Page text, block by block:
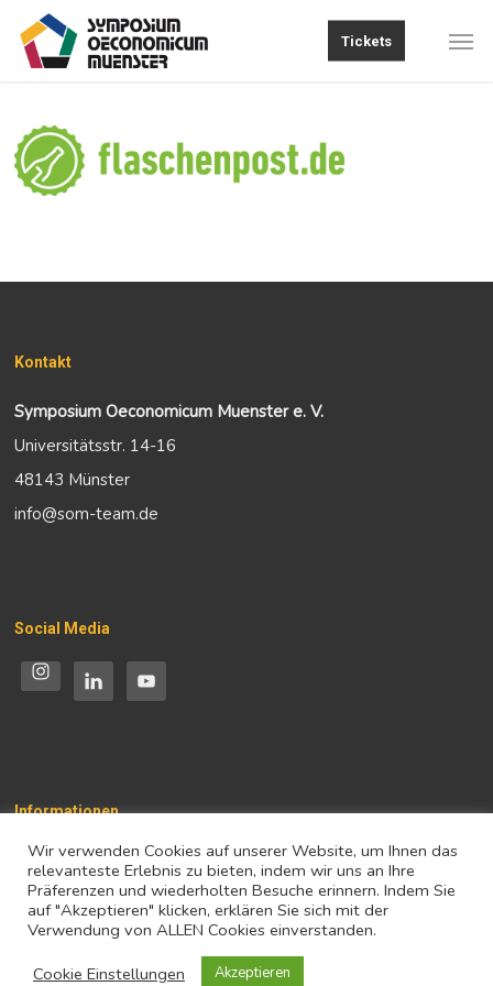
Tickets
Kontakt
Symposium Oeconomicum Muenster e. V.
Universitätsstr. 14-16
48143 Münster
info@som-team.de
Social Media
Informationen
Impressum
Datenschutz
Wir verwenden Cookies auf unserer Website, um Ihnen das
relevanteste Erlebnis zu bieten, indem wir uns an Ihre
Präferenzen und wiederholten Besuche erinnern. Indem Sie
auf "Akzeptieren" klicken, erklären Sie sich mit der
Verwendung von ALLEN Cookies einverstanden.
Cookie Einstellungen
Akzeptieren